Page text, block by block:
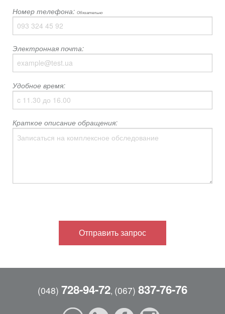
Номер телефона: Обязательно
Электронная почта:
Удобное время:
Краткое описание обращения:
(048) 728-94-72, (067) 837-76-76